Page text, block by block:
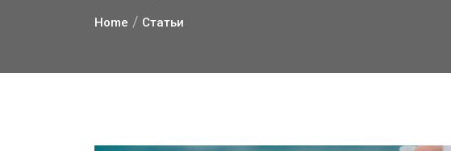
Home Статьи